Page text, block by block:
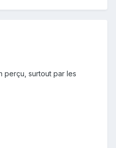
perçu, surtout par les